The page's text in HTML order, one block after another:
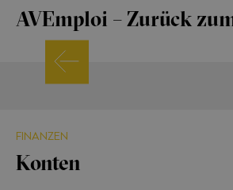
AVEmploi – Zurück
FINANZEN
Konten